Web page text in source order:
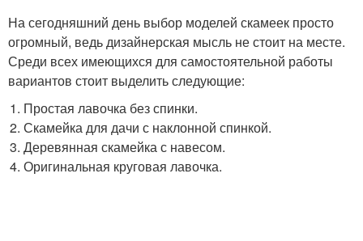
На сегодняшний день выбор моделей скамеек просто
огромный, ведь дизайнерская мысль не стоит на месте.
Среди всех имеющихся для самостоятельной работы
вариантов стоит выделить следующие:
Простая лавочка без спинки.
Скамейка для дачи с наклонной спинкой.
Деревянная скамейка с навесом.
Оригинальная круговая лавочка.